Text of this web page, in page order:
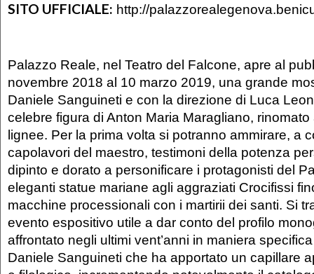
SITO UFFICIALE: http://
Palazzo Reale, nel Teatro del Falcone, apre al
novembre 2018 al 10 marzo 2019, una grande
Daniele Sanguineti e con la direzione di Luca
celebre figura di Anton Maria Maragliano,
lignee. Per la prima volta si potranno ammirare, a
capolavori del maestro, testimoni della potenza
dipinto e dorato a personificare i protagonisti del
eleganti statue mariane agli aggraziati Crocifissi
macchine processionali con i martirii dei santi. Si
evento espositivo utile a dar conto del profilo
affrontato negli ultimi vent’anni in maniera
Daniele Sanguineti che ha apportato un capillare